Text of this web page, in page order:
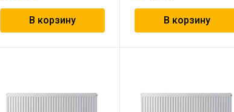
В корзину В корзину